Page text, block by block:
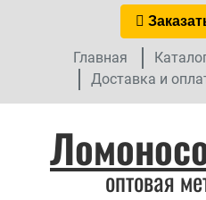
Главная
Доставка и
оптовая